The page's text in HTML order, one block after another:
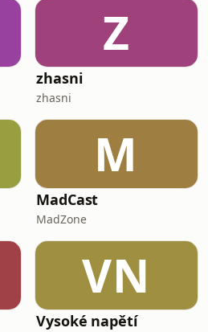
Z
zhasni
zhasni
M
MadCast
MadZone
VN
Vysoké napětí